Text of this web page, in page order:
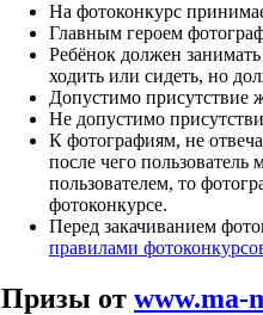
На фотоконкурс
Главным героем
Ребёнок должен
ходить или сидеть, но
Допустимо присутствие
Не допустимо
К фотографиям, не
после чего
пользователем, то
фотоконкурсе.
Перед закачиванием
правилами
Призы от www.ma-